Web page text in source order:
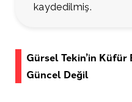
kaydedilmiş.
Gürsel Tekin’in
Güncel Değil